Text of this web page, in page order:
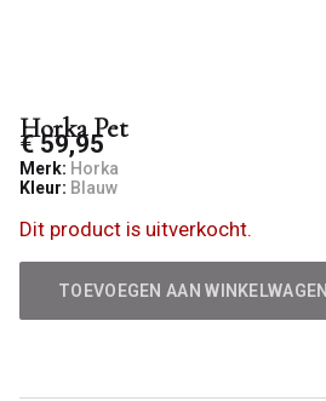
Horka Pet
€ 59,95
Merk: Horka
Kleur: Blauw
Dit product is uitverkocht.
TOEVOEGEN AAN WINKELWAGEN